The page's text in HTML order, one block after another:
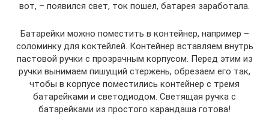
вот, – появился свет, ток пошел, батарея заработала.
Батарейки можно поместить в контейнер, например –
соломинку для коктейлей. Контейнер вставляем внутрь
пастовой ручки с прозрачным корпусом. Перед этим из
ручки вынимаем пишущий стержень, обрезаем его так,
чтобы в корпусе поместились контейнер с тремя
батарейками и светодиодом. Светящая ручка с
батарейками из простого карандаша готова!